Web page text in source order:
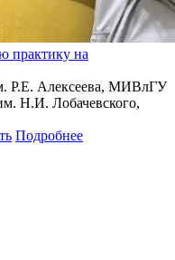
практику на
Р.Е. Алексеева, МИВлГУ
Н.И. Лобачевского,
Подробнее